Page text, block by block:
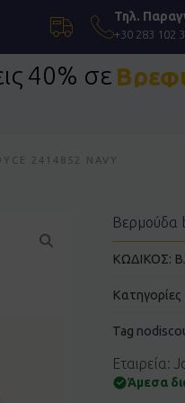
Τηλ.
+30 283 102
40% σε
2414852 NAVY
Βερμούδα
ΚΩΔΙΚΟΣ:
Κατηγορίες
Tag
Εταιρεία:
Άμεσα